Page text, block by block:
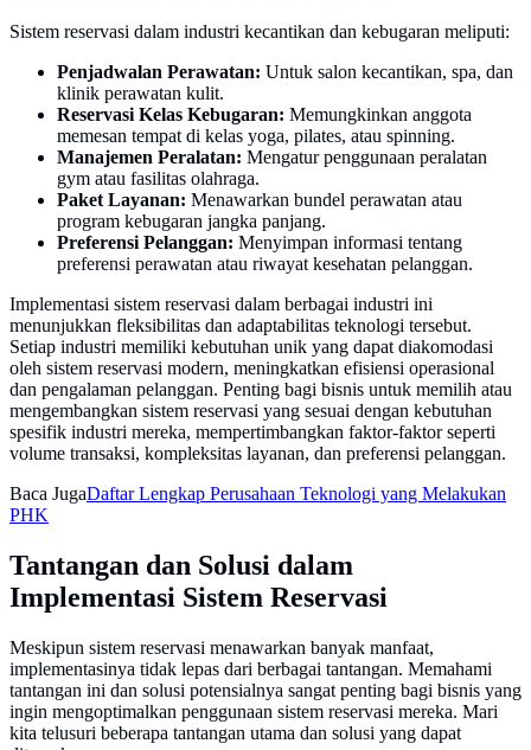
Sistem reservasi dalam industri kecantikan dan kebugaran meliputi:
Penjadwalan Perawatan: Untuk salon kecantikan, spa, dan
klinik perawatan kulit.
Reservasi Kelas Kebugaran: Memungkinkan anggota
memesan tempat di kelas yoga, pilates, atau spinning.
Manajemen Peralatan: Mengatur penggunaan peralatan
gym atau fasilitas olahraga.
Paket Layanan: Menawarkan bundel perawatan atau
program kebugaran jangka panjang.
Preferensi Pelanggan: Menyimpan informasi tentang
preferensi perawatan atau riwayat kesehatan pelanggan.
Implementasi sistem reservasi dalam berbagai industri ini
menunjukkan fleksibilitas dan adaptabilitas teknologi tersebut.
Setiap industri memiliki kebutuhan unik yang dapat diakomodasi
oleh sistem reservasi modern, meningkatkan efisiensi operasional
dan pengalaman pelanggan. Penting bagi bisnis untuk memilih atau
mengembangkan sistem reservasi yang sesuai dengan kebutuhan
spesifik industri mereka, mempertimbangkan faktor-faktor seperti
volume transaksi, kompleksitas layanan, dan preferensi pelanggan.
Baca JugaDaftar Lengkap Perusahaan Teknologi yang Melakukan
PHK
Tantangan dan Solusi dalam
Implementasi Sistem Reservasi
Meskipun sistem reservasi menawarkan banyak manfaat,
implementasinya tidak lepas dari berbagai tantangan. Memahami
tantangan ini dan solusi potensialnya sangat penting bagi bisnis yang
ingin mengoptimalkan penggunaan sistem reservasi mereka. Mari
kita telusuri beberapa tantangan utama dan solusi yang dapat